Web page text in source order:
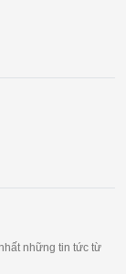
những tin tức từ